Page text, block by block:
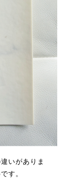
いがありま
す。